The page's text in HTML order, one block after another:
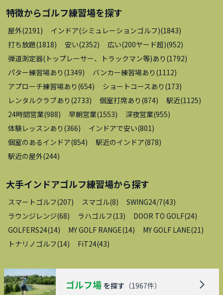
特徴からゴルフ練習場を探す
屋外(2191) インドア(シミュレーションゴルフ)(1843)
打ち放題(1818) 安い(2352) 広い(200ヤード超)(952)
弾道測定器(トップレーサー、トラックマン等)あり (1792)
パター練習場あり (1349) バンカー練習場あり (1112)
アプローチ練習場あり (654) ショートコースあり (173)
レンタルクラブあり (2733) 個室打席あり (874) 駅近(1125)
24時間営業(988) 早朝営業(1553) 深夜営業(955)
体験レッスンあり (366) インドアで安い(801)
個室のあるインドア(854) 駅近のインドア(878)
駅近の屋外(244)
大手インドアゴルフ練習場から探す
スマートゴルフ(207) スマゴル(8) SWING24/7(43)
ラウンジレンジ(68) ラハゴルフ(13) DOOR TO GOLF(24)
GOLFERS24(14) MY GOLF RANGE(14) MY GOLF LANE(21)
トナリノゴルフ(14) FiT24(43)
ゴルフ場 を探す （1967件）